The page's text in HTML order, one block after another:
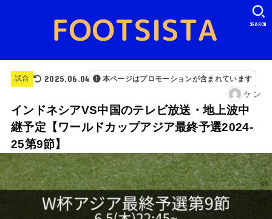
SEARCH
試合 2025.06.04 本ページはプロモーションが含まれています
ケン
インドネシアVS中国のテレビ放送・地上波中
継予定【ワールドカップアジア最終予選2024-
25第9節】